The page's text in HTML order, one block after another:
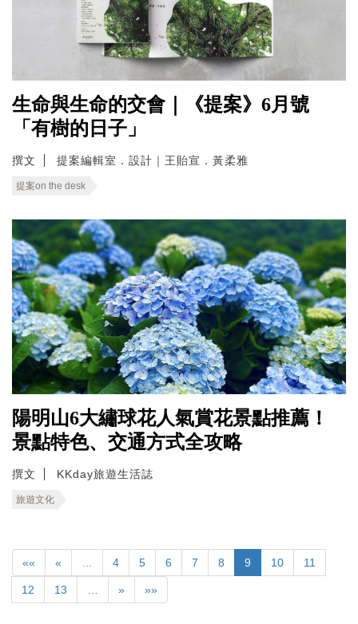
生命與生命的交會｜《提案》6月號
「有樹的日子」
撰文 提案編輯室．設計｜王貽宣．黃柔雅
提案on the desk
陽明山6大繡球花人氣賞花景點推薦！
景點特色、交通方式全攻略
撰文 KKday旅遊生活誌
旅遊文化
«« « 4 5 6 7 8 9 10 11
12 13 » »»